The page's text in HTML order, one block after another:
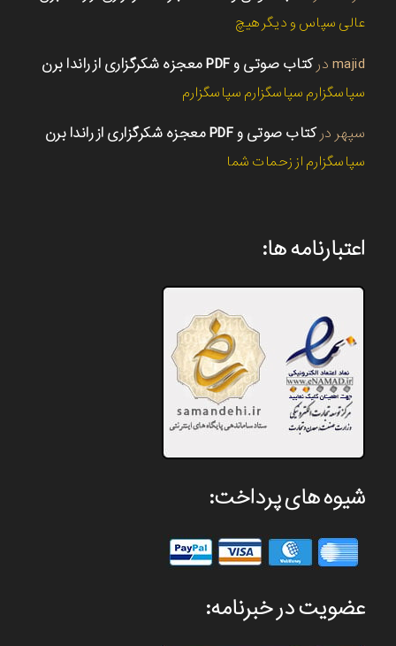
عالی سپاس و دیگر هیچ
majid درکتاب صوتی و PDF معجزه شکرگزاری از راندا برن
سپاسگزارم سپاسگزارم سپاسگزارم
سپهر درکتاب صوتی و PDF معجزه شکرگزاری از راندا برن
سپاسگزارم از زحمات شما
اعتبارنامه ها:
شیوه های پرداخت:
عضویت در خبرنامه: